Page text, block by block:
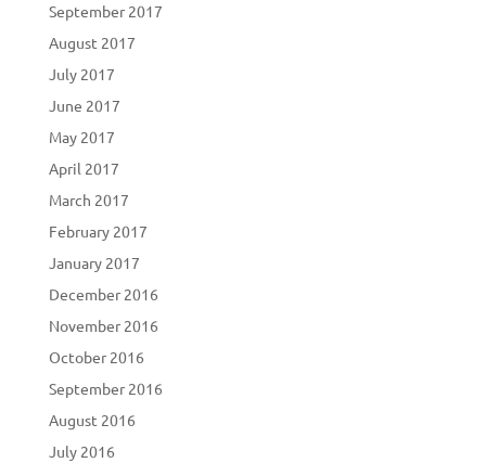
September 2017
August 2017
July 2017
June 2017
May 2017
April 2017
March 2017
February 2017
January 2017
December 2016
November 2016
October 2016
September 2016
August 2016
July 2016